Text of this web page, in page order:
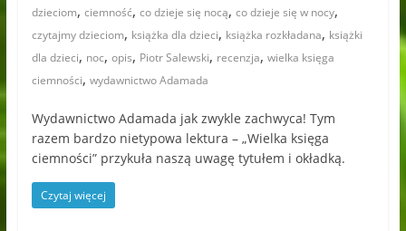
dzieciom, ciemność, co dzieje się nocą, co dzieje się w nocy,
czytajmy dzieciom, książka dla dzieci, książka rozkładana, książki
dla dzieci, noc, opis, Piotr Salewski, recenzja, wielka księga
ciemności, wydawnictwo Adamada
Wydawnictwo Adamada jak zwykle zachwyca! Tym
razem bardzo nietypowa lektura – „Wielka księga
ciemności” przykuła naszą uwagę tytułem i okładką.
Czytaj więcej